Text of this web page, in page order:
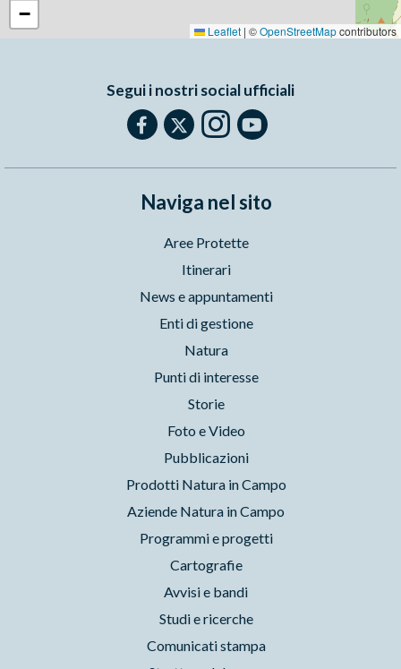
−
Leaflet | ©OpenStreetMapcontributors
Segui i nostri social ufficiali
Naviga nel sito
Aree Protette
Itinerari
News e appuntamenti
Enti di gestione
Natura
Punti di interesse
Storie
Foto e Video
Pubblicazioni
Prodotti Natura in Campo
Aziende Natura in Campo
Programmi e progetti
Cartografie
Avvisi e bandi
Studi e ricerche
Comunicati stampa